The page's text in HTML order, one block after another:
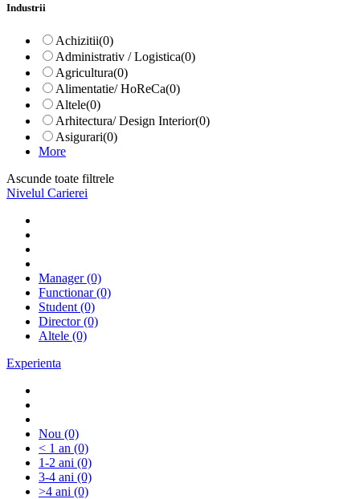
Industrii
Achizitii(0)
Administrativ / Logistica(0)
Agricultura(0)
Alimentatie/ HoReCa(0)
Altele(0)
Arhitectura/ Design Interior(0)
Asigurari(0)
More
Ascunde toate filtrele
Nivelul Carierei
Manager(0)
Functionar(0)
Student (0)
Director(0)
Altele (0)
Experienta
Nou (0)
< 1 an (0)
1-2 ani (0)
3-4 ani (0)
>4 ani (0)